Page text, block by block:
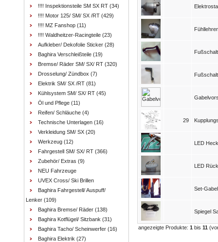
!!!! Inspektionsteile SM SX RT (34)
!!!! Motor 125/ SM/ SX /RT (429)
!!!! MZ Fanshop (11)
!!!! Waldheitzer-Racingteile (23)
Aufkleber/ Dekofolie Sticker (28)
Baghira Verschleißteile (19)
Bremse/ Räder SM/ SX/ RT (320)
Drosselung/ Zündbox (7)
Elektrik SM/ SX /RT (81)
Kühlsystem SM/ SX/ RT (45)
Öl und Pflege (11)
Reifen/ Schläuche (4)
Technische Unterlagen (16)
Verkleidung SM/ SX (20)
Werkzeug (12)
Fahrgestell SM/ SX/ RT (366)
Zubehör/ Extras (9)
NEU Fahrzeuge
UVEX Cross/ Ski Brillen
Baghira Fahrgestell/ Auspuff/
Lenker (109)
Baghira Bremse/ Räder (138)
Baghira Kotflügel/ Sitzbank (31)
Baghira Tacho/ Scheinwerfer (16)
Baghira Elektrik (27)
29
LED
LED
Set-
Spiegel
angezeigte Produkte: 1 bis 11